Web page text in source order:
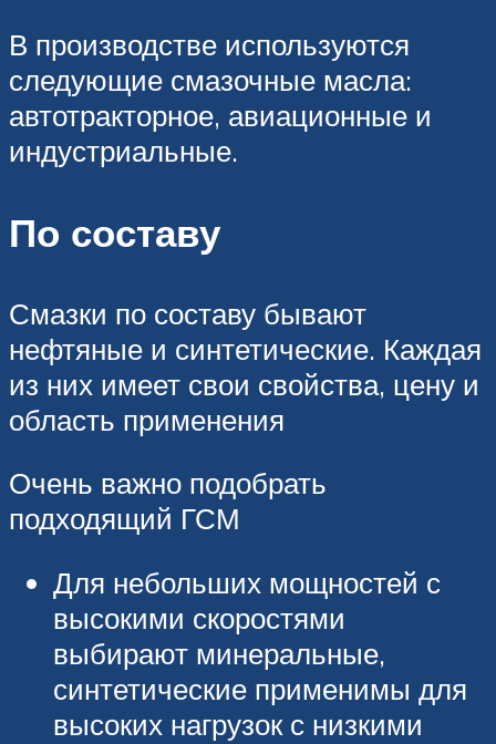
В производстве используются
следующие смазочные масла:
автотракторное, авиационные и
индустриальные.
По составу
Смазки по составу бывают
нефтяные и синтетические. Каждая
из них имеет свои свойства, цену и
область применения
Очень важно подобрать
подходящий ГСМ
Для небольших мощностей с
высокими скоростями
выбирают минеральные,
синтетические применимы для
высоких нагрузок с низкими